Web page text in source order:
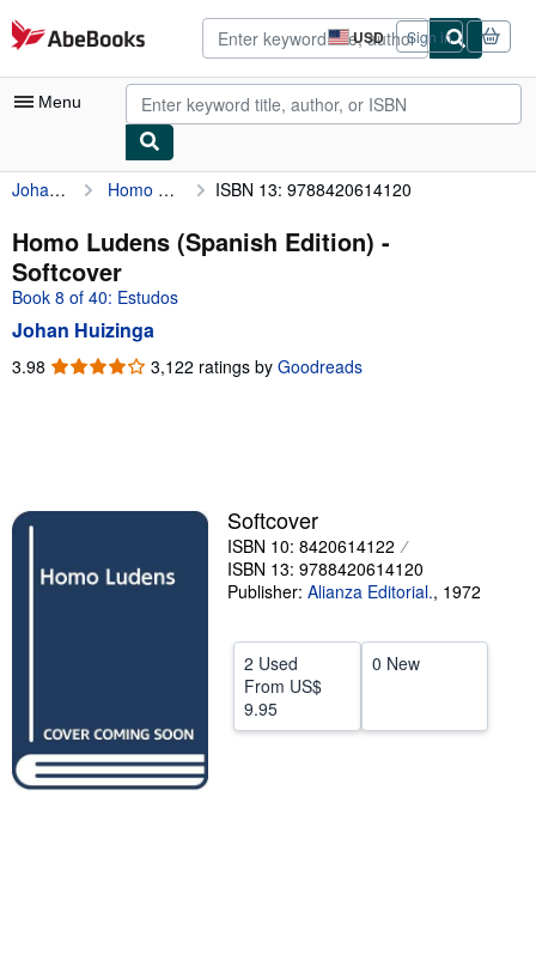
Skip to main content
AbeBooks.com USD
Site
shopping
preferences
Sign in
Menu
My Account
My Purchases
Advanced Search
Browse Collections
Rare Books
Start Selling
Help
Johan Huizinga Homo Ludens (Spanish Edition) ISBN 13: 9788420614120
Homo Ludens (Spanish Edition) -
Softcover
Book 8 of 40: Estudos
Johan Huizinga
3.98 3.98
3,122 ratings by Goodreads
Softcover
ISBN 10: 8420614122
ISBN 13: 9788420614120
Publisher: Alianza Editorial., 1972
2 Used
From US$
9.95
0 New